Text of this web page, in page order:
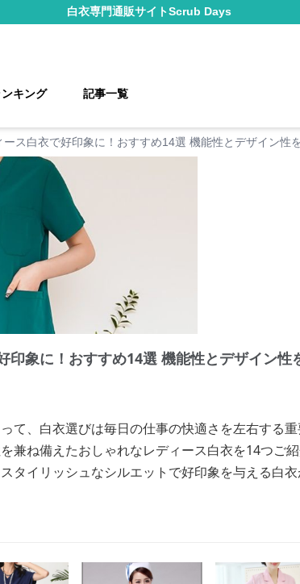
白衣専門通販サイトScrub Days
ンキング 記事一覧
ース白衣で好印象に！おすすめ14選 機能性とデザイン性
印象に！おすすめ14選 機能性とデザイン性
て、白衣選びは毎日の仕事の快適さを左右する重
兼ね備えたおしゃれなレディース白衣を14つご紹
タイリッシュなシルエットで好印象を与える白衣